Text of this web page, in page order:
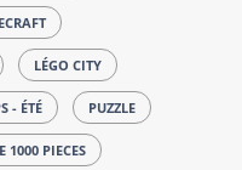
LÉGO CITY
- ÉTÉ PUZZLE
1000 PIECES